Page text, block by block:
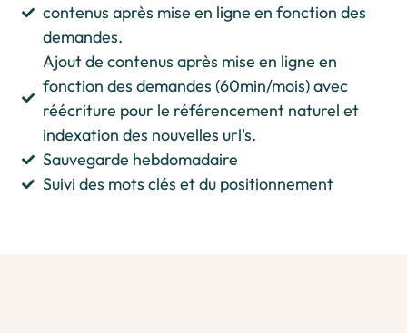
contenus après mise en ligne en fonction des
demandes.
Ajout de contenus après mise en ligne en
fonction des demandes (60min/mois) avec
réécriture pour le référencement naturel et
indexation des nouvelles url's.
Sauvegarde hebdomadaire
Suivi des mots clés et du positionnement